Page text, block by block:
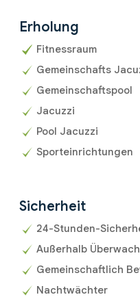
Erholung
Fitnessraum
Gemeinschafts
Gemeinschaftspool
Jacuzzi
Pool Jacuzzi
Sporteinrichtungen
Sicherheit
24-Stunden-
Außerhalb
Gemeinschaftlich
Nachtwächter